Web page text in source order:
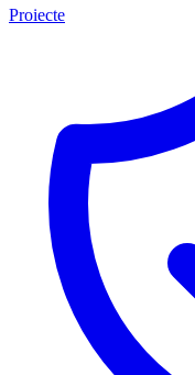
Proiecte